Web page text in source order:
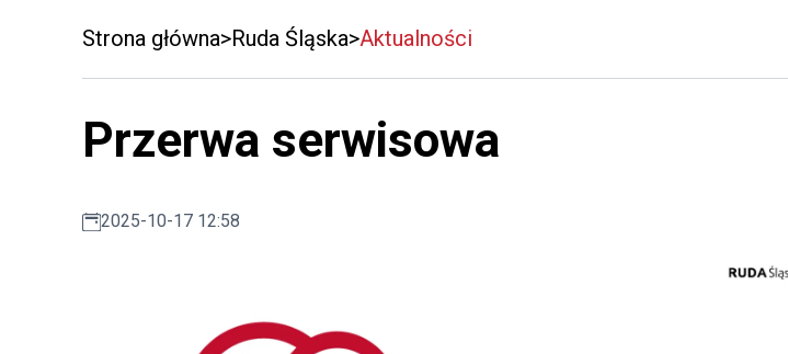
Strona główna Ruda Śląska Aktualności
Przerwa serwisowa
2025-10-17 12:58